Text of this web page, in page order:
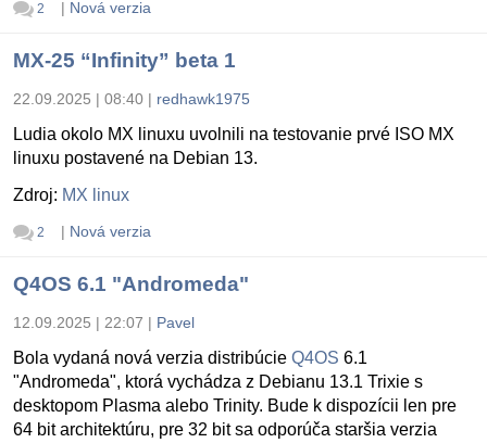
2 | Nová verzia
MX-25 “Infinity” beta 1
22.09.2025 | 08:40 | redhawk1975
Ludia okolo MX linuxu uvolnili na testovanie prvé ISO MX
linuxu postavené na Debian 13.
Zdroj: MX linux
2 | Nová verzia
Q4OS 6.1 "Andromeda"
12.09.2025 | 22:07 | Pavel
Bola vydaná nová verzia distribúcie Q4OS 6.1
"Andromeda", ktorá vychádza z Debianu 13.1 Trixie s
desktopom Plasma alebo Trinity. Bude k dispozícii len pre
64 bit architektúru, pre 32 bit sa odporúča staršia verzia